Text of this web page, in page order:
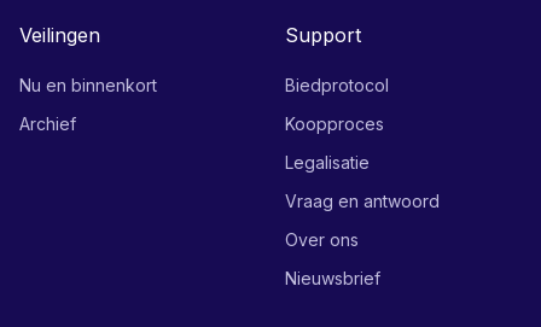
Veilingen
Nu en binnenkort
Archief
Support
Biedprotocol
Koopproces
Legalisatie
Vraag en antwoord
Over ons
Nieuwsbrief